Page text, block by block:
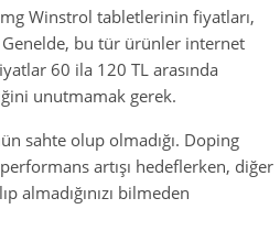
Winstrol tabletlerinin fiyatları,
bu tür ürünler internet
60 ila 120 TL arasında
unutmamak gerek.
sahte olup olmadığı. Doping
artışı hedeflerken, diğer
almadığınızı bilmeden